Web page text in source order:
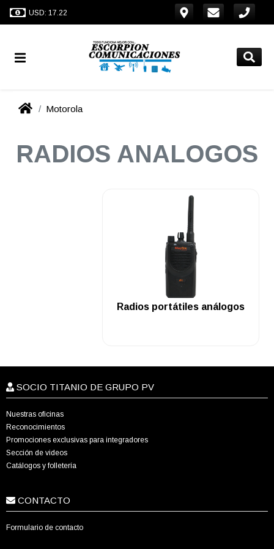
USD: 17.22
Motorola
RADIOS ANALOGOS
.
Radios portátiles análogos
SOCIO TITANIO DE GRUPO PV
Nuestras oficinas
Reconocimientos
Promociones exclusivas para integradores
Sección de videos
Catálogos y folletería
CONTACTO
Formulario de contacto